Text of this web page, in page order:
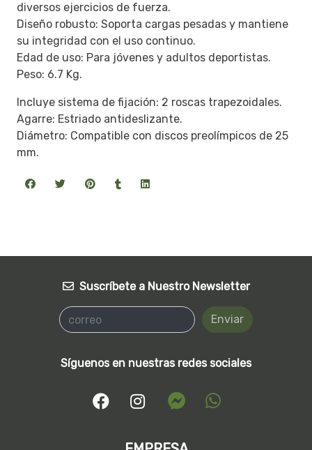
diversos ejercicios de fuerza.
Diseño robusto: Soporta cargas pesadas y mantiene
su integridad con el uso continuo.
Edad de uso: Para jóvenes y adultos deportistas.
Peso: 6.7 Kg.
Incluye sistema de fijación: 2 roscas trapezoidales.
Agarre: Estriado antideslizante.
Diámetro: Compatible con discos preolímpicos de 25
mm.
Suscríbete a Nuestro Newsletter
Enviar
Síguenos en nuestras redes sociales